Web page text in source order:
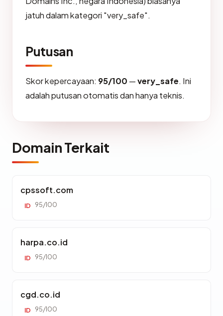
jatuh dalam kategori "very_safe".
Putusan
Skor kepercayaan: 95/100 —very_safe. Ini
adalah putusan otomatis dan hanya teknis.
Domain Terkait
cpssoft.com
ID 95/100
harpa.co.id
ID 95/100
cgd.co.id
ID 95/100